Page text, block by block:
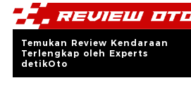
Temukan Review Kendaraan
Terlengkap oleh Experts
detikOto